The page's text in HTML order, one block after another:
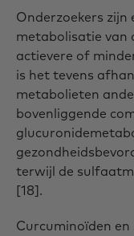
Onderzoekers
metabolisatie van
actievere of
is het tevens
metabolieten
bovenliggende
terwijl de
[18].
Curcuminoïden